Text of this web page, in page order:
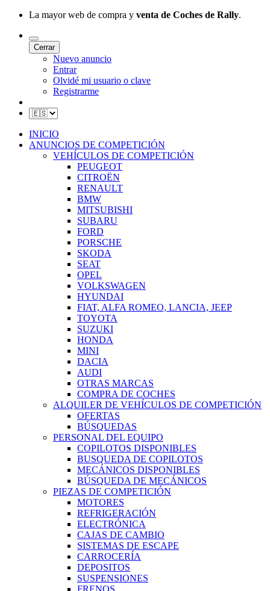
La mayor web de compra y venta de Coches de Rally.
Cerrar
Nuevo anuncio
Entrar
Olvidé mi usuario o clave
Registrarme
INICIO
ANUNCIOS DE COMPETICIÓN
VEHÍCULOS DE COMPETICIÓN
PEUGEOT
CITROËN
RENAULT
BMW
MITSUBISHI
SUBARU
FORD
PORSCHE
SKODA
SEAT
OPEL
VOLKSWAGEN
HYUNDAI
FIAT, ALFA ROMEO, LANCIA, JEEP
TOYOTA
SUZUKI
HONDA
MINI
DACIA
AUDI
OTRAS MARCAS
COMPRA DE COCHES
ALQUILER DE VEHÍCULOS DE COMPETICIÓN
OFERTAS
BÚSQUEDAS
PERSONAL DEL EQUIPO
COPILOTOS DISPONIBLES
BUSQUEDA DE COPILOTOS
MECÁNICOS DISPONIBLES
BÚSQUEDA DE MECÁNICOS
PIEZAS DE COMPETICIÓN
MOTORES
REFRIGERACIÓN
ELECTRÓNICA
CAJAS DE CAMBIO
SISTEMAS DE ESCAPE
CARROCERÍA
DEPOSITOS
SUSPENSIONES
FRENOS